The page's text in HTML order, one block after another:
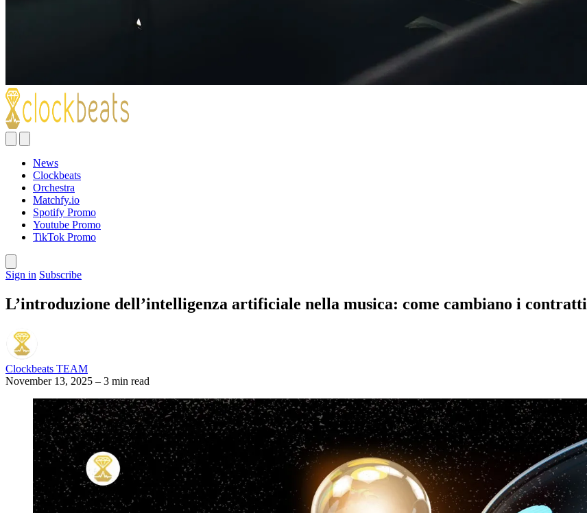
News
Clockbeats
Orchestra
Matchfy.io
Spotify Promo
Youtube Promo
TikTok Promo
Sign in Subscribe
L’introduzione dell’intelligenza artificiale nella musica: come cambiano i contratti
Clockbeats TEAM
November 13, 2025 – 3 min read